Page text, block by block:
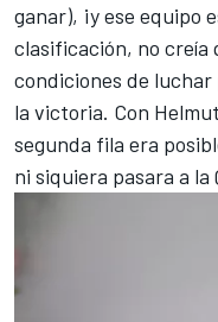
ganar), ¡y ese equipo
clasificación, no creía
condiciones de
la victoria. Con
segunda fila era
ni siquiera pasara a la